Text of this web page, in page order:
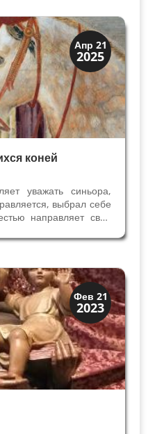
Апр 21
2025
коней
уважать синьора,
выбрал себе
направляет свои
Клаудио Корте,
Фев 21
2023